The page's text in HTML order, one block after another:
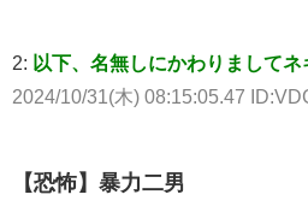
2: 以下、名無しにかわりまして
2024/10/31(木) 08:15:05.47
【恐怖】暴力二男